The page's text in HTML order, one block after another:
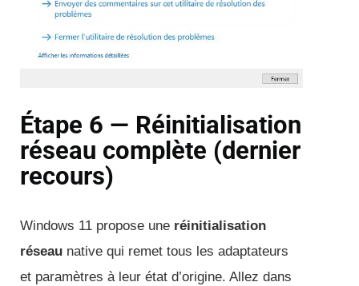
Étape 6 — Réinitialisation
réseau complète (dernier
recours)
Windows 11 propose une réinitialisation
réseau native qui remet tous les adaptateurs
et paramètres à leur état d’origine. Allez dans